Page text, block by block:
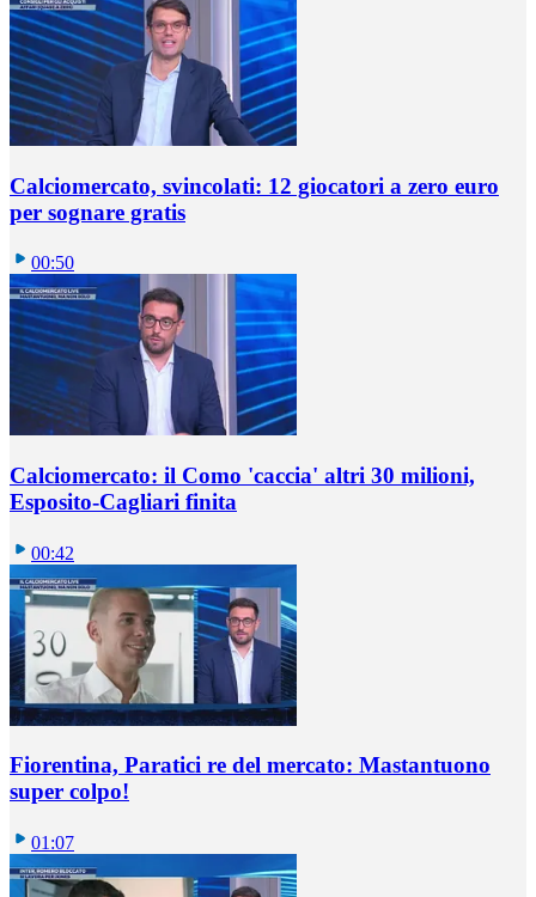
Calciomercato, svincolati: 12 giocatori a zero euro
per sognare gratis
00:50
Calciomercato: il Como 'caccia' altri 30 milioni,
Esposito-Cagliari finita
00:42
Fiorentina, Paratici re del mercato: Mastantuono
super colpo!
01:07